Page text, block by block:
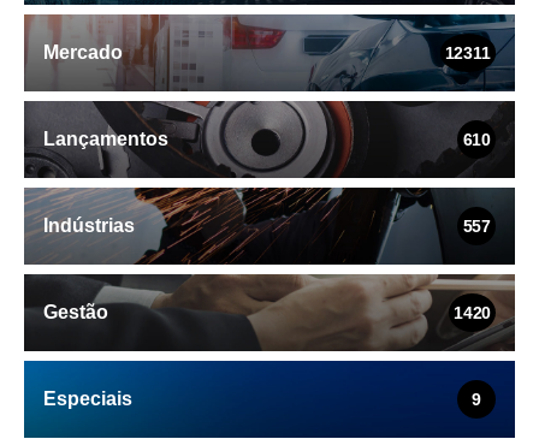
Mercado 12311
Lançamentos 610
Indústrias 557
Gestão 1420
Especiais 9